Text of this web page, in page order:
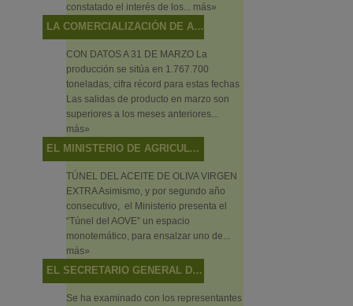
constatado el interés de los... más»
LA COMERCIALIZACIÓN DE ACEITE DE OLIVA ALCANZA NIVELES MÁXIMOS EN EL ECUADOR DE LA CAMPAÑA
CON DATOS A 31 DE MARZO La
producción se sitúa en 1.767.700
toneladas, cifra récord para estas fechas
Las salidas de producto en marzo son
superiores a los meses anteriores...
más»
EL MINISTERIO DE AGRICULTURA, PESCA Y ALIMENTACIÓN PROMOCIONA BAJO EL CONCEPTO “ALIMENTOS DE ESPAÑA” LOS VINOS, ACEITES Y PRODUCTOS PESQUEROS EN EL SALÓN DE GOURMETS 2019
TÚNEL DEL ACEITE DE OLIVA VIRGEN
EXTRA Asimismo, y por segundo año
consecutivo, el Ministerio presenta el
“Túnel del AOVE” un espacio
monotemático, para ensalzar uno de...
más»
EL SECRETARIO GENERAL DE AGRICULTURA Y ALIMENTACIÓN PRESIDE LA MESA SECTORIAL DE ACEITE DE OLIVA Y ACEITUNA DE MESA
Se ha examinado con los representantes